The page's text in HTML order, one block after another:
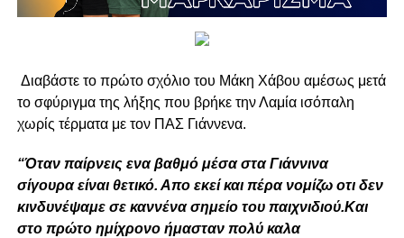
Διαβάστε το πρώτο σχόλιο του Μάκη Χάβου αμέσως μετά
το σφύριγμα της λήξης που βρήκε την Λαμία ισόπαλη
χωρίς τέρματα με τον ΠΑΣ Γιάννενα.
“Όταν παίρνεις ενα βαθμό μέσα στα Γιάννινα
σίγουρα είναι θετικό. Απο εκεί και πέρα νομίζω οτι δεν
κινδυνέψαμε σε καννένα σημείο του παιχνιδιού.Και
στο πρώτο ημίχρονο ήμασταν πολύ καλα